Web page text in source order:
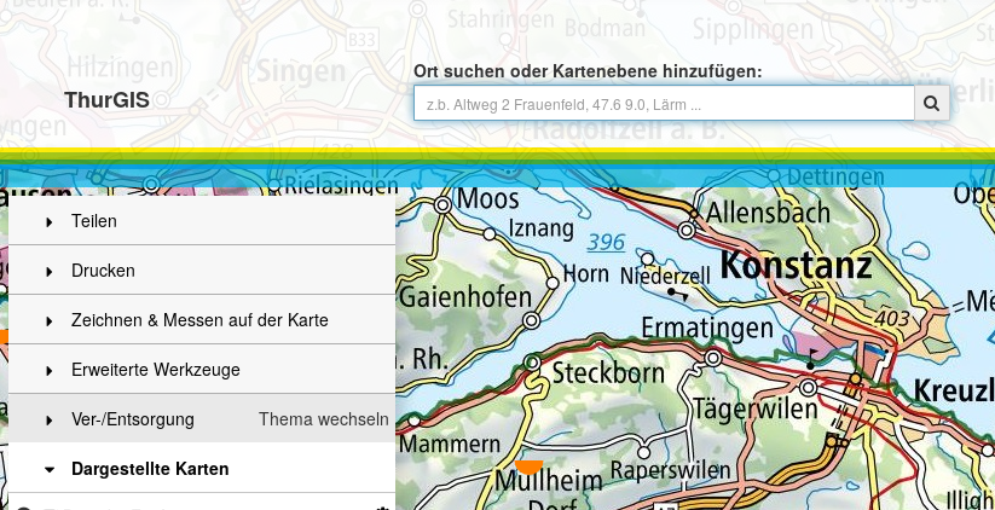
ThurGIS
Ort suchen oder Kartenebene hinzufügen:
Teilen
Drucken
Zeichnen & Messen auf der Karte
Erweiterte Werkzeuge
Thema wechseln
Ver-/Entsorgung
Dargestellte Karten